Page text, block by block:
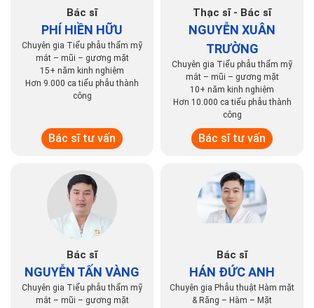
Bác sĩ
PHÍ HIỀN HỮU
Chuyên gia Tiểu phẫu thẩm mỹ
mắt – mũi – gương mặt
15+ năm kinh nghiệm
Hơn 9.000 ca tiểu phẫu thành
công
Bác sĩ tư vấn
Thạc sĩ - Bác sĩ
NGUYỄN XUÂN
TRƯỜNG
Chuyên gia Tiểu phẫu thẩm mỹ
mắt – mũi – gương mặt
10+ năm kinh nghiệm
Hơn 10.000 ca tiểu phẫu thành
công
Bác sĩ tư vấn
Bác sĩ
NGUYỄN TẤN VÀNG
Chuyên gia Tiểu phẫu thẩm mỹ
mắt – mũi – gương mặt
Bác sĩ
HÁN ĐỨC ANH
Chuyên gia Phẫu thuật Hàm mặt
& Răng – Hàm – Mặt